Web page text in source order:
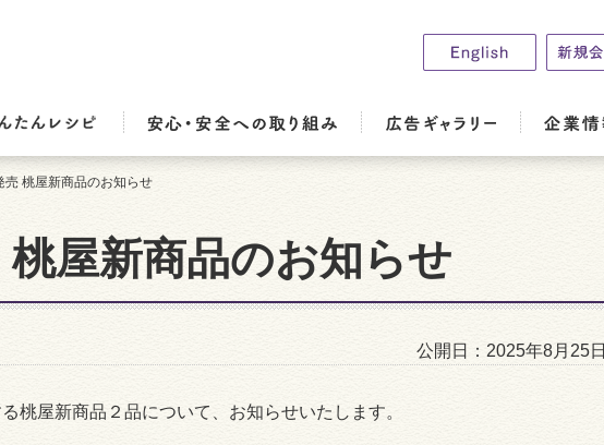
売 桃屋新商品のお知らせ
桃屋新商品のお知らせ
公開日：2025年8月25日
桃屋新商品２品について、お知らせいたします。